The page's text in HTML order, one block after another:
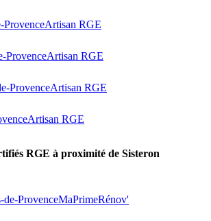
ProvenceArtisan RGE
ProvenceArtisan RGE
ProvenceArtisan RGE
Artisan RGE
RGE à proximité de Sisteron
de-ProvenceMaPrimeRénov'